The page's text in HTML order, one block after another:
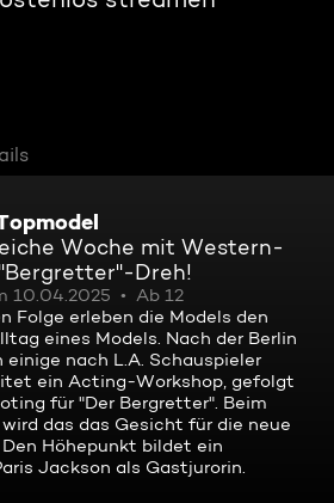
Woche mit Western-
Dreh!
10.04.2025
Ab 12
Folge erleben die Models den
eines Models. Nach der Berlin
einige nach L.A. Schauspieler
ein Acting-Workshop, gefolgt
für "Der Bergretter". Beim
das das Gesicht für die neue
Höhepunkt bildet ein
Jackson als Gastjurorin.